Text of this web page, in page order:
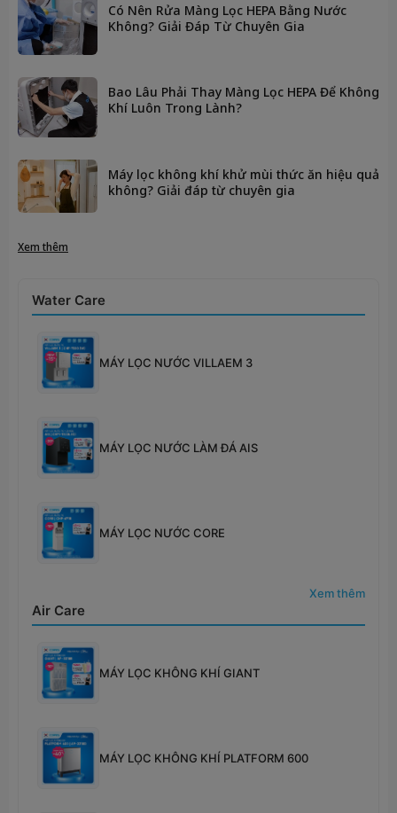
Có Nên Rửa Màng Lọc HEPA Bằng Nước
Không? Giải Đáp Từ Chuyên Gia
Bao Lâu Phải Thay Màng Lọc HEPA Để Không
Khí Luôn Trong Lành?
Máy lọc không khí khử mùi thức ăn hiệu quả
không? Giải đáp từ chuyên gia
Xem thêm
Water Care
MÁY LỌC NƯỚC VILLAEM 3
MÁY LỌC NƯỚC LÀM ĐÁ AIS
MÁY LỌC NƯỚC CORE
Xem thêm
Air Care
MÁY LỌC KHÔNG KHÍ GIANT
MÁY LỌC KHÔNG KHÍ PLATFORM 600